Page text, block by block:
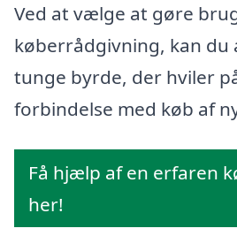
Ved at vælge at gøre
køberrådgivning, kan du
tunge byrde, der hviler
forbindelse med køb af
Få hjælp af en erfaren
her!